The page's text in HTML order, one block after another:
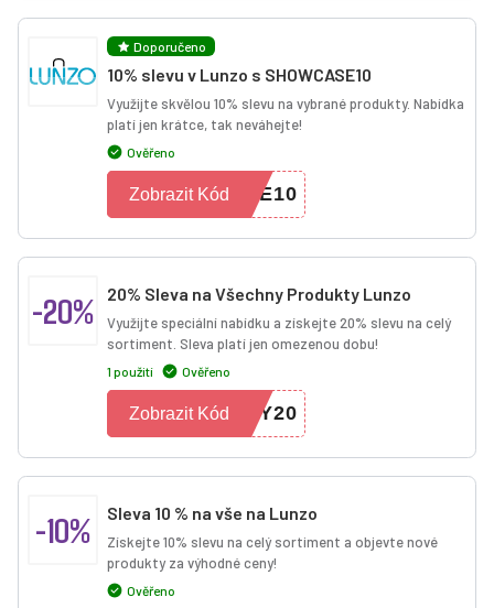
Doporučeno
10% slevu v Lunzo s SHOWCASE10
Využijte skvělou 10% slevu na vybrané produkty. Nabídka
platí jen krátce, tak neváhejte!
Ověřeno
SE10
Zobrazit Kód
-20% 20% Sleva na Všechny Produkty Lunzo
Využijte speciální nabídku a získejte 20% slevu na celý
sortiment. Sleva platí jen omezenou dobu!
1 použití Ověřeno
PY20
Zobrazit Kód
-10% Sleva 10 % na vše na Lunzo
Získejte 10% slevu na celý sortiment a objevte nové
produkty za výhodné ceny!
Ověřeno